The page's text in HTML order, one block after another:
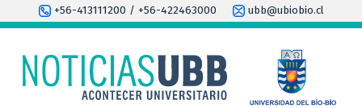
+56-413111200 / +56-422463000 ubb@ubiobio.cl